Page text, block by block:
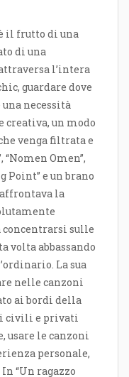
il frutto di una
di una
l’intera
guardare dove
necessità
creativa, un modo
venga filtrata e
Omen”,
Point” e un brano
affrontava la
concentrarsi sulle
volta abbassando
La sua
nelle canzoni
ai bordi della
civili e privati
le canzoni
personale,
“Un ragazzo